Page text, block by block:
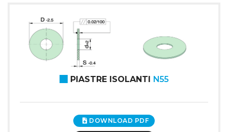
PIASTRE ISOLANTI N55
DOWNLOAD PDF